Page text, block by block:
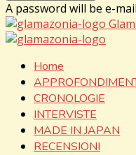
A password will be e-
Home
CRONOLOGIE
INTERVISTE
MADE IN JAPAN
RECENSIONI